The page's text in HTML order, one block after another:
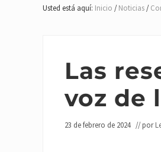
de
Trabajadores&#039
Usted está aquí: Inicio / Noticias /
Las
voz de
23 de febrero de 2024 // por